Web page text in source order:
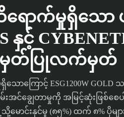
ောက်မှုရှိသော
နှင့်
တ်ပြုလက်မှတ်
သောကြောင့် ESG1200W
းအင်ချွေတာမှုကို အမြင့်ဆုံးဖြစ်စေ
သို့မောင်းနှင်မှု (၈၅%) ထက် ၈% ပိုမ